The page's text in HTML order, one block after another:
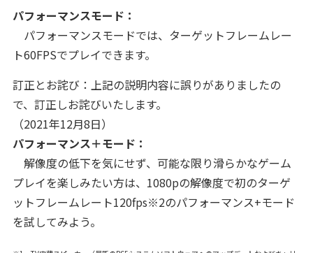
パフォーマンスモード：
パフォーマンスモードでは、ターゲットフレームレー
ト60FPSでプレイできます。
訂正とお詫び：上記の説明内容に誤りがありましたの
で、訂正しお詫びいたします。
（2021年12月8日）
パフォーマンス＋モード：
解像度の低下を気にせず、可能な限り滑らかなゲーム
プレイを楽しみたい方は、1080pの解像度で初のターゲ
ットフレームレート120fps※2のパフォーマンス+モード
を試してみよう。